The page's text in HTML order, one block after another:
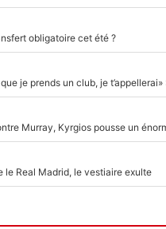
obligatoire cet été ?
le Real Madrid, le vestiaire exulte